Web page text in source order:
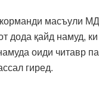
масъули
қайд намуд,
оиди читавр
гиред.